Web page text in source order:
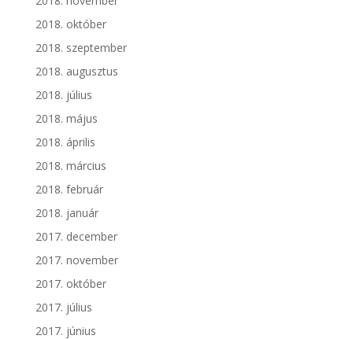
2018. október
2018. szeptember
2018. augusztus
2018. július
2018. május
2018. április
2018. március
2018. február
2018. január
2017. december
2017. november
2017. október
2017. július
2017. június